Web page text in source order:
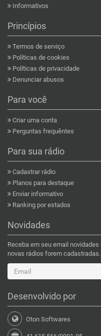
Informativos
Princípios
Termos de serviço
Políticas de cookies
Políticas de privacidade
Denunciar abusos
Para você
Criar uma conta
Perguntas frequêntes
Para sua rádio
Cadastrar rádio
Planos para destaque
Enviar informativo
Ranking por estados
Novidades
Receba em seu email
novas rádios forem
Desenvolvido por
Oton Softwares